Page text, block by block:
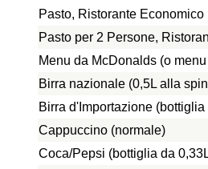
Pasto, Ristorante Economico
Pasto per 2 Persone,
Menu da McDonalds (o
Birra nazionale (0,5L alla
Birra d'Importazione
Cappuccino (normale)
Coca/Pepsi (bottiglia da